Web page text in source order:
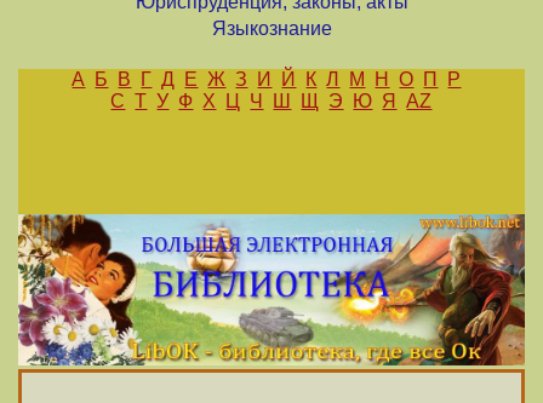
Языкознание
А Б В Г Д Е Ж З И Й К Л М Н О П
Р
С Т У Ф Х Ц Ч Ш Щ Э Ю Я AZ